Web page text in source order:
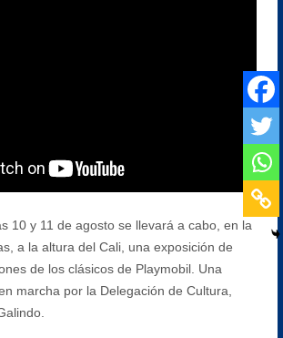
10 y 11 de agosto se llevará a cabo, en la
a la altura del Cali, una exposición de
de los clásicos de Playmobil. Una
marcha por la Delegación de Cultura,